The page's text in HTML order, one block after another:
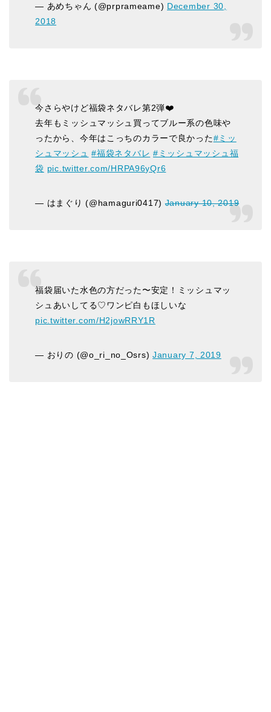
— あめちゃん (@prprameame) December 30,
2018
今さらやけど福袋ネタバレ第2弾❤️
去年もミッシュマッシュ買ってブルー系の色味や
ったから、今年はこっちのカラーで良かった#ミッ
シュマッシュ #福袋ネタバレ #ミッシュマッシュ福
袋 pic.twitter.com/HRPA96yQr6
— はまぐり (@hamaguri0417)January 10, 2019
福袋届いた水色の方だった〜安定！ミッシュマッ
シュあいしてる♡ワンピ白もほしいな
pic.twitter.com/H2jowRRY1R
— おりの (@o_ri_no_Osrs)January 7, 2019